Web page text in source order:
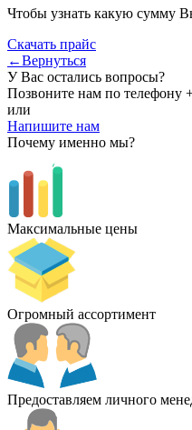
Чтобы узнать какую сумму
Скачать прайс
←Вернуться
У Вас остались вопросы?
Позвоните нам по телефону
или
Напишите нам
Почему именно мы?
Максимальные цены
Огромный ассортимент
Предоставляем личного